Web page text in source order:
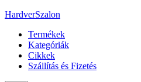
HardverSzalon
Termékek
Kategóriák
Cikkek
Szállítás és Fizetés